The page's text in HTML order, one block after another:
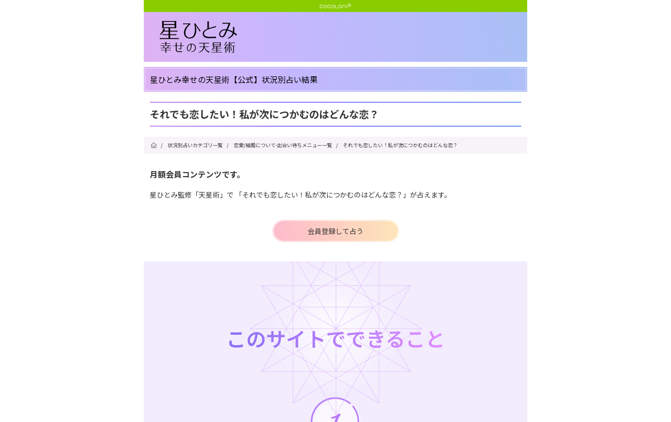
星ひとみ幸せの天星術【公式】状況別占い結果
それでも恋したい！私が次につかむのはどんな恋？
/ 状況別占いカテゴリ一覧 / 恋愛/結婚について-出会い待ちメニュー一覧 / それでも恋したい！私が次につかむのはどんな恋？
月額会員コンテンツです。
星ひとみ監修「天星術」で 「それでも恋したい！私が次につかむのはどんな恋？」が占えます。
会員登録して占う
このサイトでできること